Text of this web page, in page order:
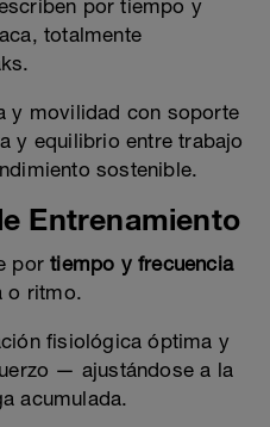
por tiempo y
totalmente
y movilidad con soporte
y equilibrio entre trabajo
sostenible.
Entrenamiento
portiempo y frecuencia
o ritmo.
fisiológica óptima y
— ajustándose a la
acumulada.